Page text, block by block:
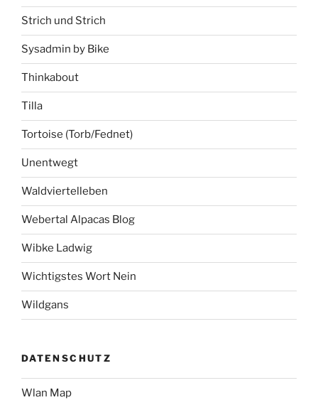
Strich und Strich
Sysadmin by Bike
Thinkabout
Tilla
Tortoise (Torb/Fednet)
Unentwegt
Waldviertelleben
Webertal Alpacas Blog
Wibke Ladwig
Wichtigstes Wort Nein
Wildgans
DATENSCHUTZ
Wlan Map